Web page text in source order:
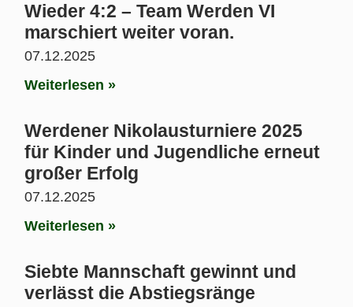
Wieder 4:2 – Team Werden VI
marschiert weiter voran.
07.12.2025
Weiterlesen »
Werdener Nikolausturniere 2025
für Kinder und Jugendliche erneut
großer Erfolg
07.12.2025
Weiterlesen »
Siebte Mannschaft gewinnt und
verlässt die Abstiegsränge